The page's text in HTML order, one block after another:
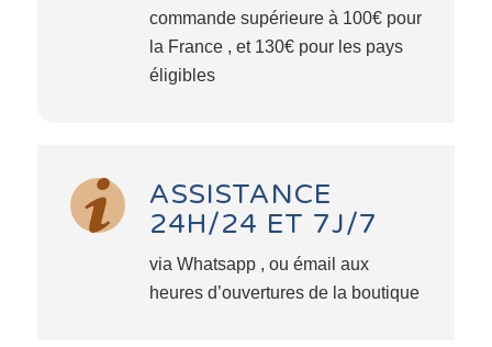
commande supérieure à 100€ pour
la France , et 130€ pour les pays
éligibles
ASSISTANCE
24H/24 ET 7J/7
via Whatsapp , ou émail aux
heures d’ouvertures de la boutique